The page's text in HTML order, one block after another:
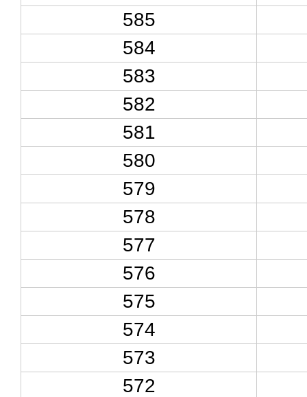
585
584
583
582
581
580
579
578
577
576
575
574
573
572